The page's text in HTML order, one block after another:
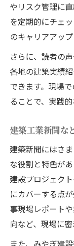
やリスク管理に
を定期的にチェ
のキャリアアッ
さらに、読者の
各地の建築実績
できます。現場
ることで、実践
建築工業新聞な
建築新聞にはさ
な役割と特色が
建設プロジェク
にカバーする点
事現場レポート
向など、現場に
また、みやぎ建